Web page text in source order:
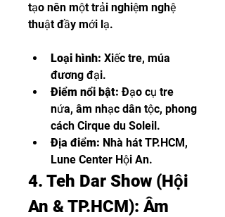
tạo nên một trải nghiệm nghệ
thuật đầy mới lạ.
Loại hình: Xiếc tre, múa
đương đại.
Điểm nổi bật: Đạo cụ tre
nứa, âm nhạc dân tộc, phong
cách Cirque du Soleil.
Địa điểm: Nhà hát TP.HCM,
Lune Center Hội An.
4. Teh Dar Show (Hội
An & TP.HCM): Âm